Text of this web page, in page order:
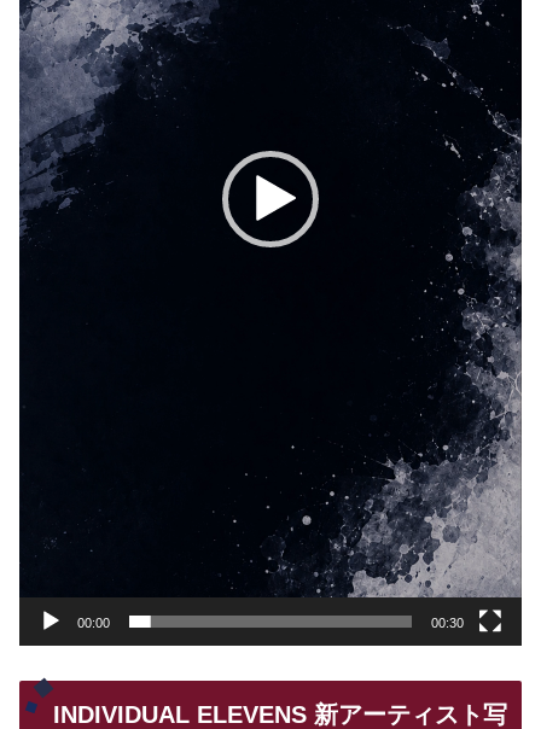
00:00 00:30
INDIVIDUAL ELEVENS 新アーティスト写